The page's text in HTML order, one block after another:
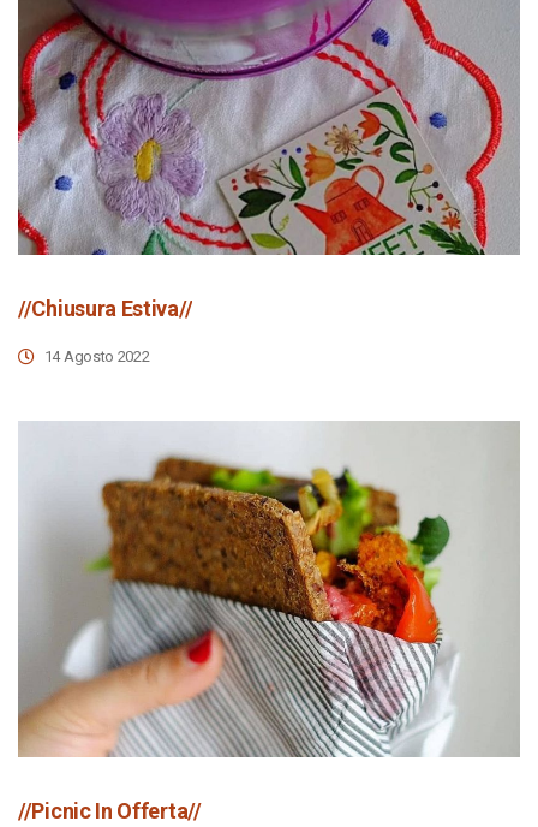
//Chiusura Estiva//
14 Agosto 2022
//Picnic In Offerta//